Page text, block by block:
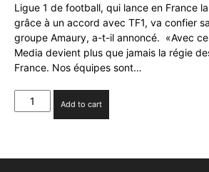
Ligue 1 de football, qui lance en France
grâce à un accord avec TF1, va confier
groupe Amaury, a-t-il annoncé. «Avec
Media devient plus que jamais la régie
France. Nos équipes sont…
Mediapro
confit
pub
Add to cart